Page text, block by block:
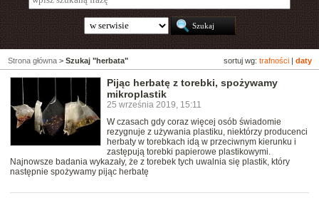
sortuj wg: trafności daty
Strona główna > Szukaj "herbata"
Pijąc herbatę z torebki, spożywamy
mikroplastik
25 września 2019, 15:11
W czasach gdy coraz więcej osób świadomie
rezygnuje z używania plastiku, niektórzy producenci
herbaty w torebkach idą w przeciwnym kierunku i
zastępują torebki papierowe plastikowymi.
Najnowsze badania wykazały, że z torebek tych uwalnia się plastik, który
następnie spożywamy pijąc herbatę